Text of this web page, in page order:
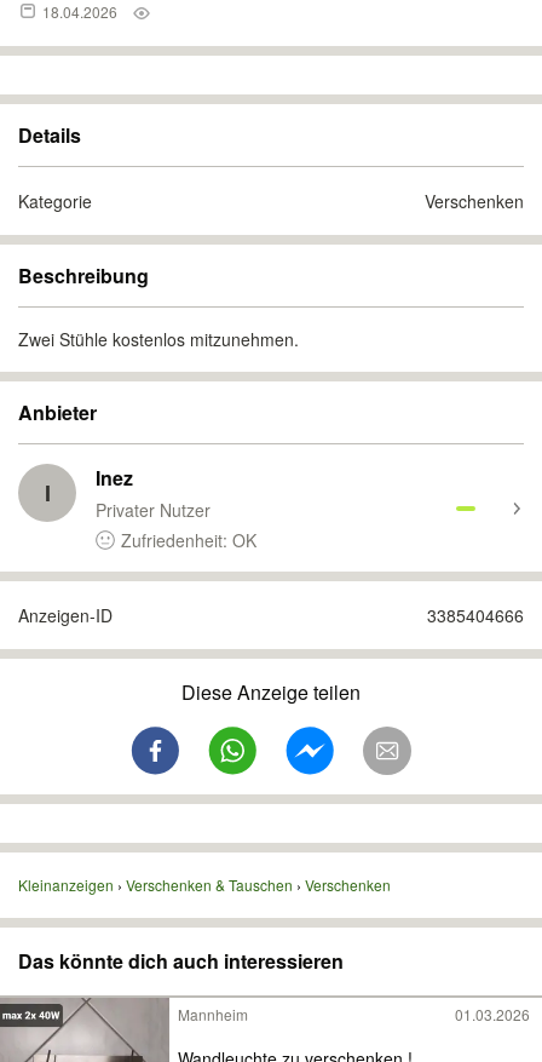
18.04.2026
Details
Kategorie Verschenken
Beschreibung
Zwei Stühle kostenlos mitzunehmen.
Anbieter
I Inez
Privater Nutzer
Zufriedenheit: OK
Anzeigen-ID 3385404666
Diese Anzeige teilen
Kleinanzeigen Verschenken & Tauschen Verschenken
Das könnte dich auch interessieren
Mannheim 01.03.2026